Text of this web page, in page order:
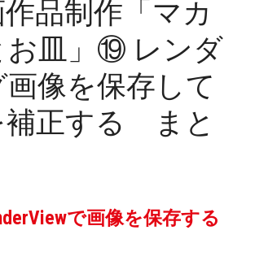
品制作「マカ
お皿」⑲ レンダ
画像を保存して
正する　まと
で画像を保存する